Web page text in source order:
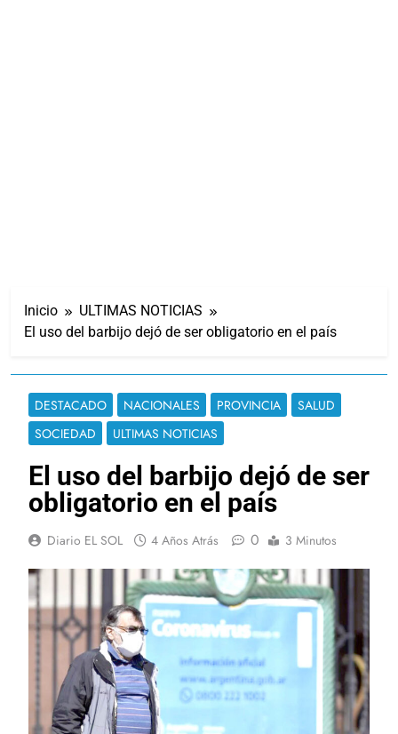
Inicio
ULTIMAS NOTICIAS
El uso del barbijo dejó de ser obligatorio en el país
DESTACADO NACIONALES PROVINCIA
SALUD
SOCIEDAD
ULTIMAS NOTICIAS
El uso del barbijo dejó de ser
obligatorio en el país
Diario EL SOL 4 Años Atrás 0 3 Minutos